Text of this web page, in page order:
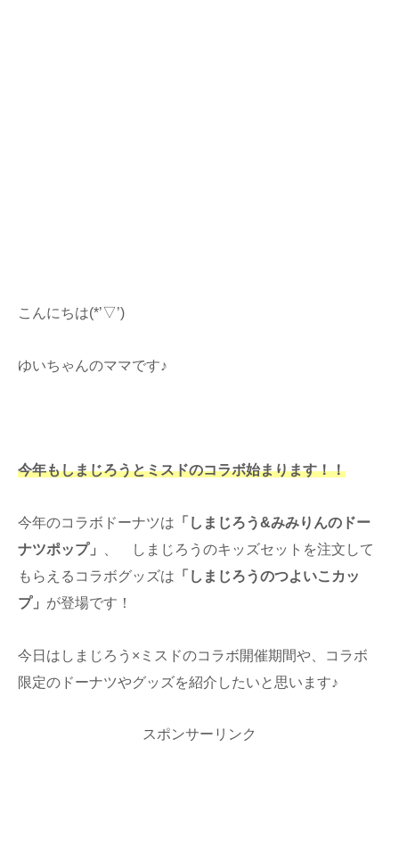
こんにちは(*’▽’)
ゆいちゃんのママです♪
今年もしまじろうとミスドのコラボ始まります！！
今年のコラボドーナツは 「しまじろう&みみりんのドー
ナツポップ」
、 しまじろうのキッズセットを注文して
もらえるコラボグッズは 「しまじろうのつよいこカッ
プ」 が登場です！
今日はしまじろう×ミスドのコラボ開催期間や、コラボ
限定のドーナツやグッズを紹介したいと思います♪
スポンサーリンク